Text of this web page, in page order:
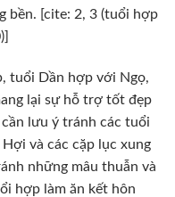
bền. [cite: 2, 3 (tuổi hợp
tuổi Dần hợp với Ngọ,
lại sự hỗ trợ tốt đẹp
lưu ý tránh các tuổi
và các cặp lục xung
những mâu thuẫn và
hợp làm ăn kết hôn